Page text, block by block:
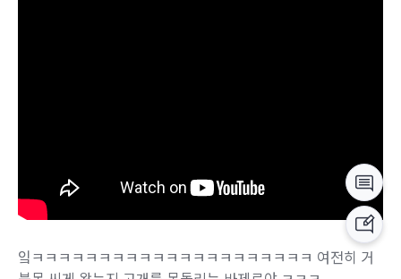
잌ㅋㅋㅋㅋㅋㅋㅋㅋㅋㅋㅋㅋㅋㅋㅋㅋㅋㅋㅋㅋㅋ 여전히 거